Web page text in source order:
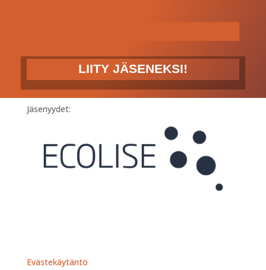
LIITY JÄSENEKSI!
Jäsenyydet:
Evästekäytäntö